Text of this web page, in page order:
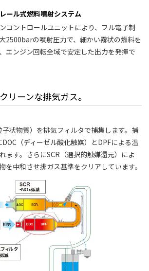
ール式燃料噴射システム
コントロールユニットにより、フル電子制
2500barの噴射圧力で、細かい霧状の燃料を
エンジン回転全域で安定した出力を発揮で
リーンな排気ガス。
状物質）を排気フィルタで捕集します。捕
（ディーゼル酸化触媒）とDPFによる温
ます。さらにSCR（選択的触媒還元）によ
を中和させ排ガス基準をクリアしています。